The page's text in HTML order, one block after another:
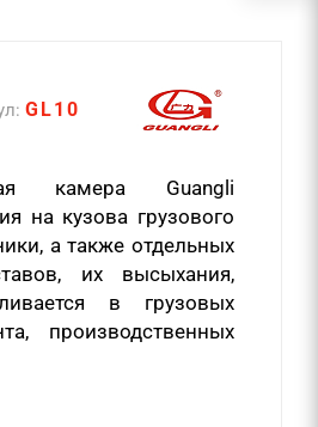
GL10
камера Guangli
на кузова грузового
а также отдельных
их высыхания,
в грузовых
производственных